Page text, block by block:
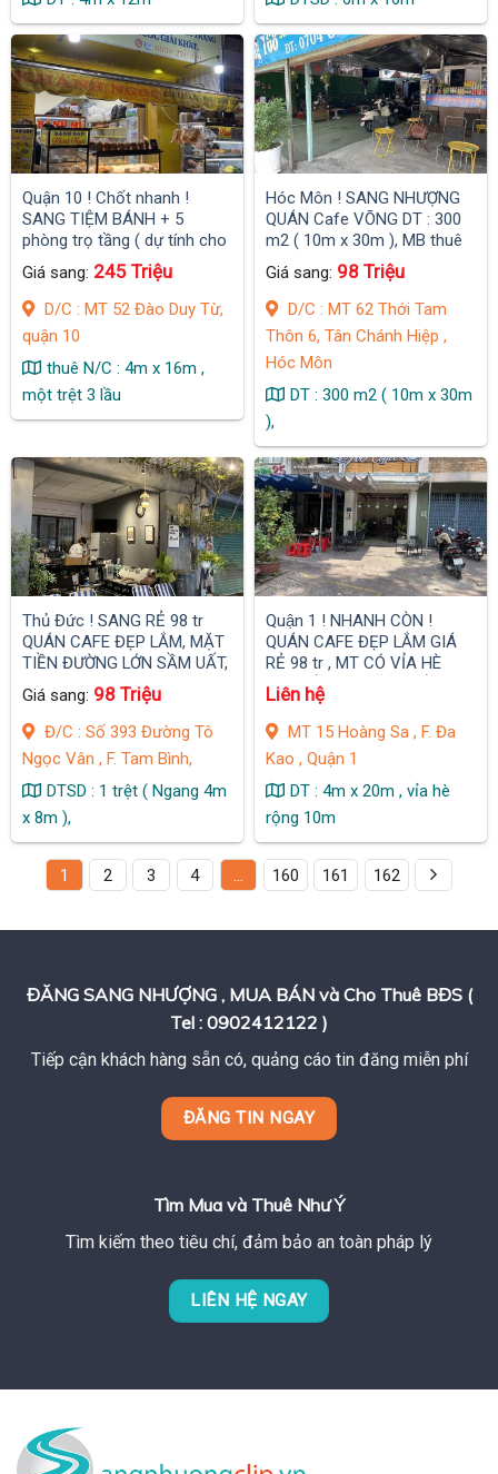
Quận 10 ! Chốt nhanh !
SANG TIỆM BÁNH + 5
phòng trọ tầng ( dự tính cho
thuê Full 25 tr , MB còn 10 tr
) Mới Toàn bộ , gần sát ĐH
Kinh Tế .
Giá sang: 245 Triệu
D/C : MT 52 Đào Duy Từ,
quận 10
thuê N/C : 4m x 16m ,
một trệt 3 lầu
Hóc Môn ! SANG NHƯỢNG
QUÁN Cafe VÕNG DT : 300
m2 ( 10m x 30m ), MB thuê
chỉ 7tr / tháng, có 2 PN máy
lạnh
Giá sang: 98 Triệu
D/C : MT 62 Thới Tam
Thôn 6, Tân Chánh Hiệp ,
Hóc Môn
DT : 300 m2 ( 10m x 30m
),
Thủ Đức ! SANG RẺ 98 tr
QUÁN CAFE ĐẸP LẮM, MẶT
TIỀN ĐƯỜNG LỚN SẦM UẤT,
MB thuê : 4 tr / tháng .
Giá sang: 98 Triệu
Đ/C : Số 393 Đường Tô
Ngọc Vân , F. Tam Bình,
DTSD : 1 trệt ( Ngang 4m
x 8m ),
Quận 1 ! NHANH CÒN !
QUÁN CAFE ĐẸP LẮM GIÁ
RẺ 98 tr , MT CÓ VỈA HÈ
10m VÀ KHU VĂN PHÒNG
CÂY MÁT RƯỢI , DT : 4m x
20m , vỉa hè rộng 10m
Liên hệ
MT 15 Hoàng Sa , F. Đa
Kao , Quận 1
DT : 4m x 20m , vỉa hè
rộng 10m
1 2 3 4 160 161 162
ĐĂNG SANG NHƯỢNG , MUA BÁN và Cho Thuê BĐS (
Tel : 0902412122 )
Tiếp cận khách hàng sẵn có, quảng cáo tin đăng miễn phí
ĐĂNG TIN NGAY
Tìm Mua và Thuê Như Ý
Tìm kiếm theo tiêu chí, đảm bảo an toàn pháp lý
LIÊN HỆ NGAY